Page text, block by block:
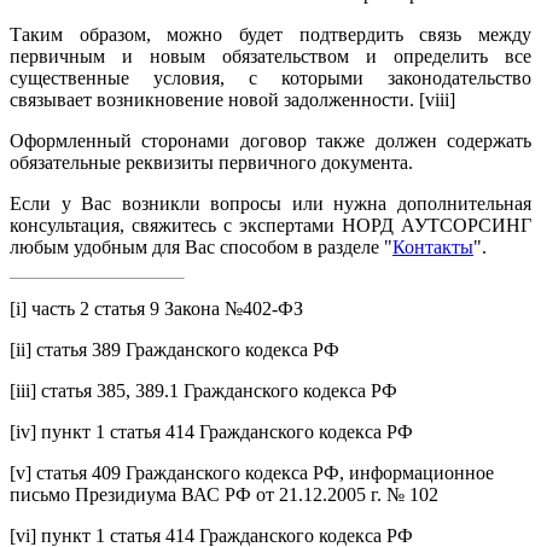
Таким образом, можно будет подтвердить связь между
первичным и новым обязательством и определить все
существенные условия, с которыми законодательство
связывает возникновение новой задолженности. [viii]
Оформленный сторонами договор также должен содержать
обязательные реквизиты первичного документа.
Если у Вас возникли вопросы или нужна дополнительная
консультация, свяжитесь с экспертами НОРД АУТСОРСИНГ
любым удобным для Вас способом в разделе "Контакты".
[i] часть 2 статья 9 Закона №402-ФЗ
[ii] статья 389 Гражданского кодекса РФ
[iii] статья 385, 389.1 Гражданского кодекса РФ
[iv] пункт 1 статья 414 Гражданского кодекса РФ
[v] статья 409 Гражданского кодекса РФ, информационное
письмо Президиума ВАС РФ от 21.12.2005 г. № 102
[vi] пункт 1 статья 414 Гражданского кодекса РФ